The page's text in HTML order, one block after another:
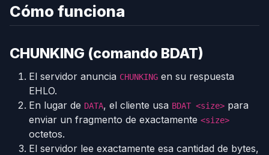
Cómo funciona
CHUNKING (comando BDAT)
El servidor anuncia CHUNKING en su respuesta
EHLO.
En lugar de DATA, el cliente usa BDAT <size> para
enviar un fragmento de exactamente <size>
octetos.
El servidor lee exactamente esa cantidad de bytes,